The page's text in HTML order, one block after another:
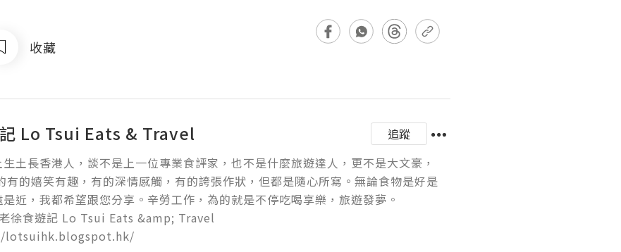
收藏
Lo Tsui Eats & Travel
追蹤
土長香港人，談不是上一位專業食評家，也不是什麼旅遊達人，更不是大文豪，
有的嬉笑有趣，有的深情感觸，有的誇張作狀，但都是隨心所寫。無論食物是好是
近，我都希望跟您分享。辛勞工作，為的就是不停吃喝享樂，旅遊發夢。
徐食遊記 Lo Tsui Eats &amp; Travel
lotsuihk.blogspot.hk/